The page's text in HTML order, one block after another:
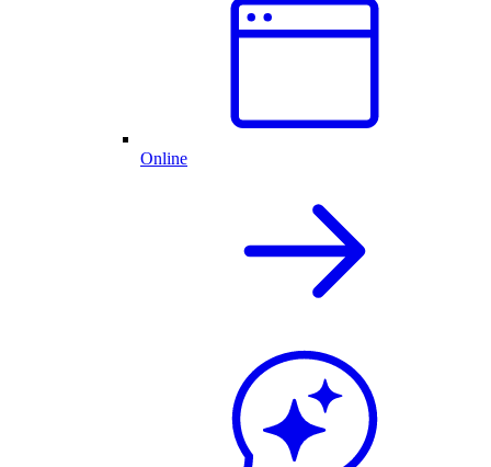
Online